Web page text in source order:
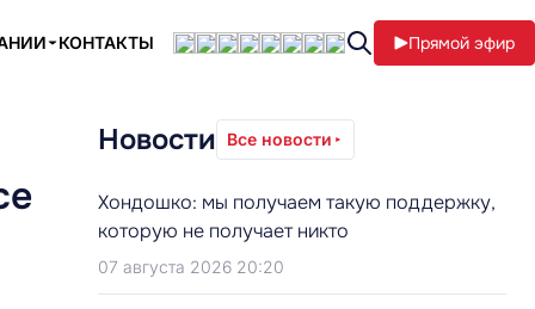
КОНТАКТЫ Прямой эфир
Новости Все новости
Хондошко: мы получаем такую поддержку,
которую не получает никто
07 августа 2026 20:20